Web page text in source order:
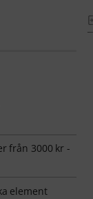
från 3000 kr -
element